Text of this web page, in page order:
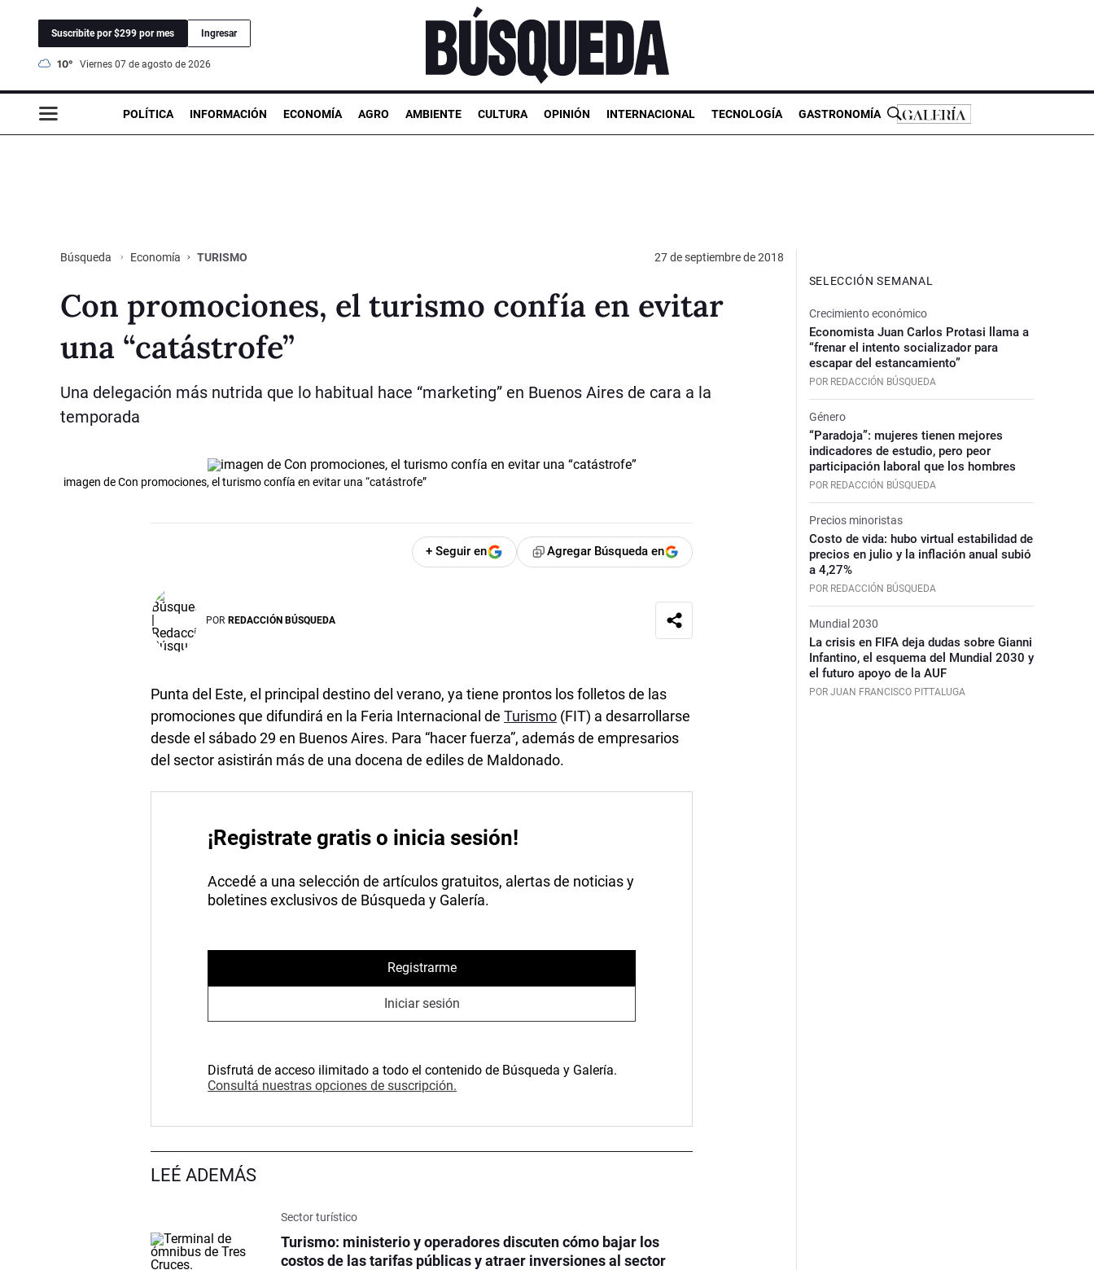
Suscribite por $299 por mes Ingresar
10° viernes 07 de agosto de 2026
POLÍTICA INFORMACIÓN ECONOMÍA AGRO AMBIENTE CULTURA OPINIÓN INTERNACIONAL TECNOLOGÍA GASTRONOMÍA
Búsqueda Economía TURISMO 27 de septiembre de 2018
Con promociones, el turismo confía en evitar
una “catástrofe”
Una delegación más nutrida que lo habitual hace “marketing” en Buenos Aires de cara a la
temporada
imagen de Con promociones, el turismo confía en evitar una “catástrofe”
+ Seguir en Agregar Búsqueda en
POR REDACCIÓN BÚSQUEDA
Punta del Este, el principal destino del verano, ya tiene prontos los folletos de las
promociones que difundirá en la Feria Internacional deTurismo (FIT) a desarrollarse
desde el sábado 29 en Buenos Aires. Para “hacer fuerza”, además de empresarios
del sector asistirán más de una docena de ediles de Maldonado.
¡Registrate gratis o inicia sesión!
Accedé a una selección de artículos gratuitos, alertas de noticias y
boletines exclusivos de Búsqueda y Galería.
Registrarme
Iniciar sesión
Disfrutá de acceso ilimitado a todo el contenido de Búsqueda y Galería.
Consultá nuestras opciones de suscripción.
LEÉ ADEMÁS
Sector turístico
Turismo: ministerio y operadores discuten cómo bajar los
costos de las tarifas públicas y atraer inversiones al sector
SELECCIÓN SEMANAL
Crecimiento económico
Economista Juan Carlos Protasi llama a
“frenar el intento socializador para
escapar del estancamiento”
POR REDACCIÓN BÚSQUEDA
Género
“Paradoja”: mujeres tienen mejores
indicadores de estudio, pero peor
participación laboral que los hombres
POR REDACCIÓN BÚSQUEDA
Precios minoristas
Costo de vida: hubo virtual estabilidad de
precios en julio y la inflación anual subió
a 4,27%
POR REDACCIÓN BÚSQUEDA
Mundial 2030
La crisis en FIFA deja dudas sobre Gianni
Infantino, el esquema del Mundial 2030 y
el futuro apoyo de la AUF
POR JUAN FRANCISCO PITTALUGA